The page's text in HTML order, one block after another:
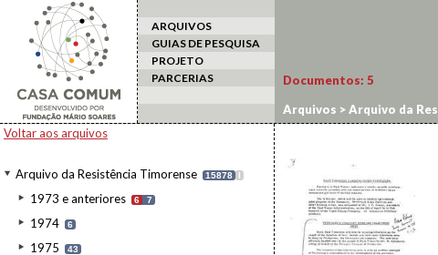
ARQUIVOS
GUIAS DE PESQUISA
PROJETO
PARCERIAS
Voltar aos arquivos
Arquivo da Resistência Timorense 15878 I
1973 e anteriores 6 7
1974 6
1975 43
Documentos: 5
Arquivos >Arquivo da